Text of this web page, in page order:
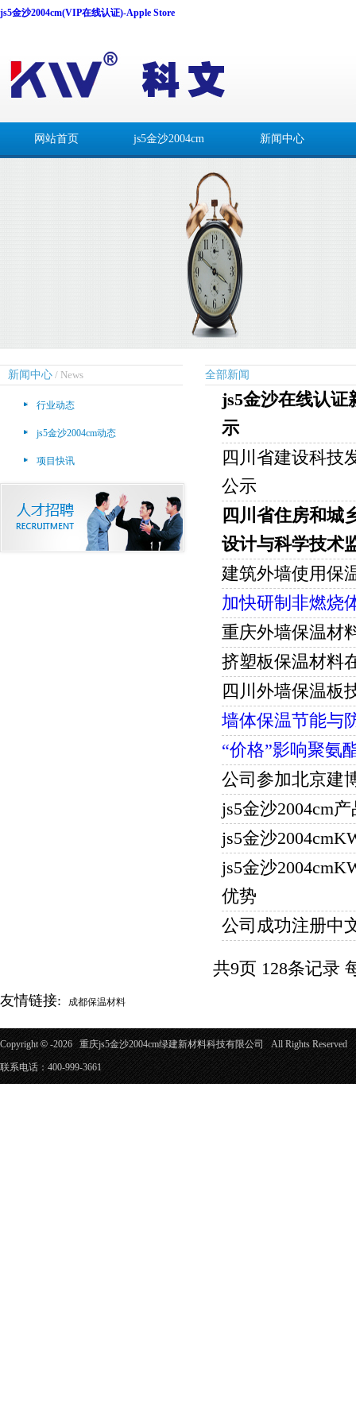
js5金沙2004cm(VIP在线认证)-Apple Store
网站首页 js5金沙2004cm 新闻中心
新闻中心 / News
行业动态
js5金沙2004cm动态
项目快讯
全部新闻
js5金沙在线认证
示
四川省建设科技
公示
四川省住房和城
设计与科学技术
建筑外墙使用保
加快研制非燃烧
重庆外墙保温材
挤塑板保温材料
四川外墙保温板
墙体保温节能与
“价格”影响聚氨
公司参加北京建
js5金沙2004cm
js5金沙
js5金沙
优势
公司成功注册中
共9页 128条记录
友情链接: 成都保温材料
Copyright© -2026 重庆js5金沙2004cm绿建新材料科技有限公司 All Rights Reserved
联系电话：400-999-3661